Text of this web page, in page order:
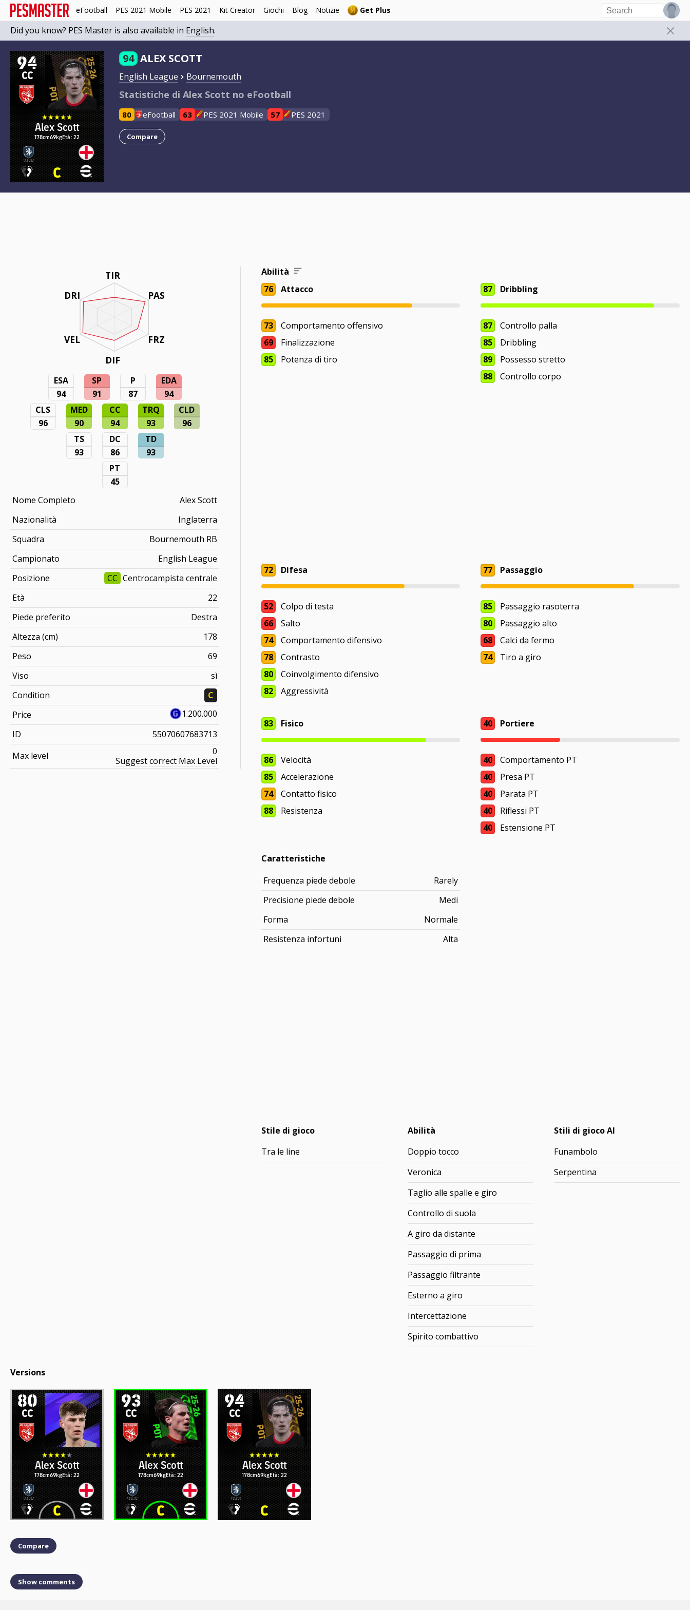
eFootball PES 2021 Mobile PES 2021 Kit Creator Giochi Blog Notizie Get Plus
Did you know? PES Master is also available in English.
94
CC
Alex Scott
178cm69kgEtà: 22
94 ALEX SCOTT
English League Bournemouth
Statistiche di Alex Scott no eFootball
80 eFootball 63 PES 2021 Mobile 57 PES 2021
Compare
TIR
PAS
FRZ
DIF
DRI
VEL
ESA
94
SP
91
P
87
EDA
94
CLS
96
MED
90
CC
94
TRQ
93
CLD
96
TS
93
DC
86
TD
93
PT
45
Nome Completo
Alex Scott
Nazionalità
Inglaterra
Squadra
Bournemouth RB
Campionato
English League
Posizione
CC Centrocampista centrale
Età
22
Piede preferito
Destra
Altezza (cm)
178
Peso
69
Viso
sì
Condition
C
Price
1.200.000
ID
55070607683713
Max level
0
Suggest correct Max Level
Abilità
76
Attacco
73
Comportamento offensivo
69
Finalizzazione
85
Potenza di tiro
87 Dribbling
87
Controllo palla
85
Dribbling
89
Possesso stretto
88
Controllo corpo
72 Difesa
52
Colpo di testa
66
Salto
74
Comportamento difensivo
78
Contrasto
80
Coinvolgimento difensivo
82
Aggressività
77 Passaggio
85
Passaggio rasoterra
80
Passaggio alto
68
Calci da fermo
74
Tiro a giro
83 Fisico
86
Velocità
85
Accelerazione
74
Contatto fisico
88
Resistenza
40 Portiere
40
Comportamento PT
40
Presa PT
40
Parata PT
40
Riflessi PT
40
Estensione PT
Caratteristiche
Frequenza piede debole
Rarely
Precisione piede debole
Medi
Forma
Normale
Resistenza infortuni
Alta
Stile di gioco
Tra le line
Abilità
Doppio tocco
Veronica
Taglio alle spalle e giro
Controllo di suola
A giro da distante
Passaggio di prima
Passaggio filtrante
Esterno a giro
Intercettazione
Spirito combattivo
Stili di gioco AI
Funambolo
Serpentina
Versions
80
CC
Alex Scott
178cm69kgEtà: 22
93
CC
Alex Scott
178cm69kgEtà: 22
94
CC
Alex Scott
178cm69kgEtà: 22
Compare
Show comments